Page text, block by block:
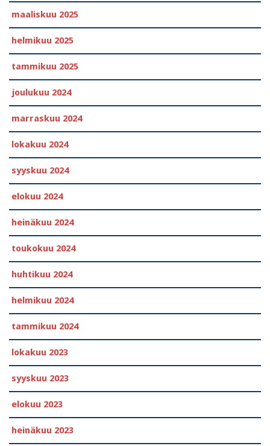
maaliskuu 2025
helmikuu 2025
tammikuu 2025
joulukuu 2024
marraskuu 2024
lokakuu 2024
syyskuu 2024
elokuu 2024
heinäkuu 2024
toukokuu 2024
huhtikuu 2024
helmikuu 2024
tammikuu 2024
lokakuu 2023
syyskuu 2023
elokuu 2023
heinäkuu 2023